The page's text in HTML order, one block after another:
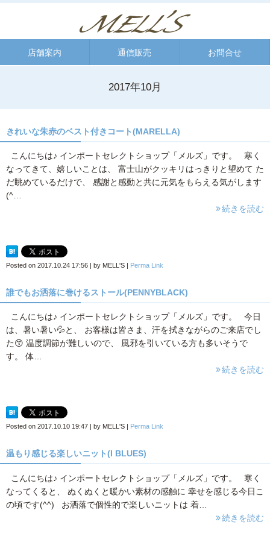
店舗案内 通信販売 お問合せ
2017年10月
きれいな朱赤のベスト付きコート(MARELLA)
こんにちは♪ インポートセレクトショップ「メルズ」です。 寒く
なってきて、嬉しいことは、 富士山がクッキリはっきりと望めて た
だ眺めているだけで、 感謝と感動と共に元気をもらえる気がします
(^…
続きを読む
Posted on 2017.10.24 17:56 | by MELL'S | Perma Link
誰でもお洒落に巻けるストール(PENNYBLACK)
こんにちは♪ インポートセレクトショップ「メルズ」です。 今日
は、暑い暑い💦と、 お客様は皆さま、汗を拭きながらのご来店でし
た😙 温度調節が難しいので、 風邪を引いている方も多いそうで
す。 体…
続きを読む
Posted on 2017.10.10 19:47 by MELL'S Perma Link
温もり感じる楽しいニット(I BLUES)
こんにちは♪ インポートセレクトショップ「メルズ」です。 寒く
なってくると、 ぬくぬくと暖かい素材の感触に 幸せを感じる今日こ
の頃です(^^) お洒落で個性的で楽しいニットは 着…
続きを読む